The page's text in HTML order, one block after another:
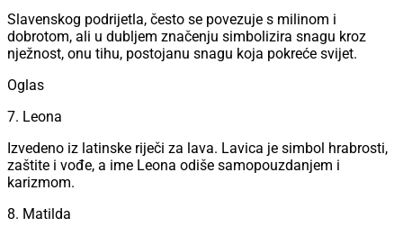
Slavenskog podrijetla, često se povezuje s milinom i
dobrotom, ali u dubljem značenju simbolizira snagu kroz
nježnost, onu tihu, postojanu snagu koja pokreće svijet.
Oglas
7. Leona
Izvedeno iz latinske riječi za lava. Lavica je simbol hrabrosti,
zaštite i vođe, a ime Leona odiše samopouzdanjem i
karizmom.
8. Matilda